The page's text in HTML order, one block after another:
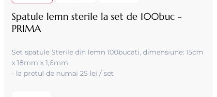
Spatule lemn sterile la set de 100buc -
PRIMA
Set spatule Sterile din lemn 100bucati, dimensiune: 15cm
x 18mm x 1,6mm
- la pretul de numai 25 lei / set